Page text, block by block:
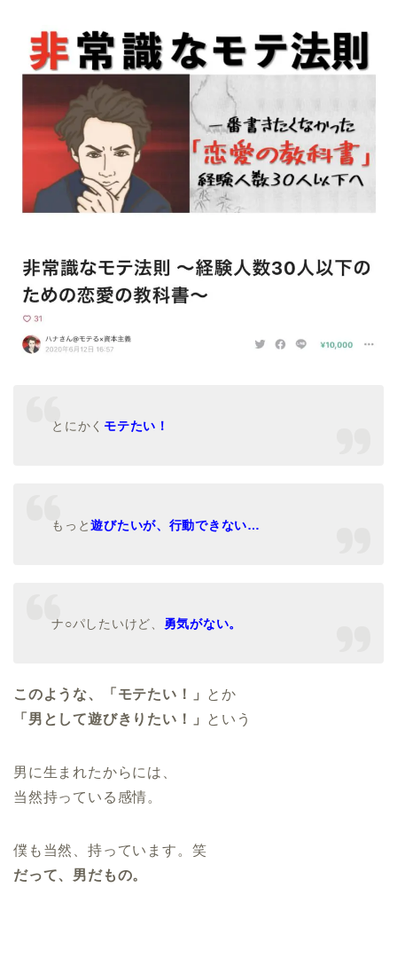
とにかく モテたい！
もっと遊びたいが、行動できない…
ナ○パしたいけど、 勇気がない。
このような、「モテたい！」 とか
「男として遊びきりたい！」 という
男に生まれたからには、
当然持っている感情。
僕も当然、持っています。笑
だって、男だもの。